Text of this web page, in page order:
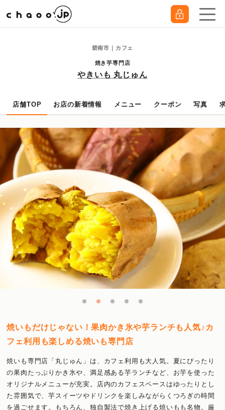
碧南市｜カフェ
焼き芋専門店
やきいも 丸じゅん
店舗TOP お店の新着情報 メニュー クーポン 写真
焼いもだけじゃない！果肉かき氷や芋ランチも人気♪カ
フェ利用も楽しめる焼いも専門店
焼いも専門店「丸じゅん」は、カフェ利用も大人気。夏にぴったり
の果肉たっぷりかき氷や、満足感ある芋ランチなど、お芋を使った
オリジナルメニューが充実。店内のカフェスペースはゆったりとし
た雰囲気で、芋スイーツやドリンクを楽しみながらくつろぎの時間
を過ごせます。もちろん、独自製法で焼き上げる焼いもも名物。厳